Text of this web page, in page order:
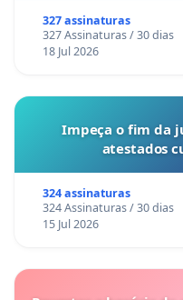
327 assinaturas
327 Assinaturas / 30 dias
18 Jul 2026
Impeça o fim da
atestados
324 assinaturas
324 Assinaturas / 30 dias
15 Jul 2026